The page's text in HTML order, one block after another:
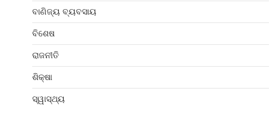
ବାଣିଜ୍ୟ ବ୍ୟବସାୟ
ବିଶେଷ
ରାଜନୀତି
ଶିକ୍ଷା
ସ୍ୱାସ୍ଥ୍ୟ